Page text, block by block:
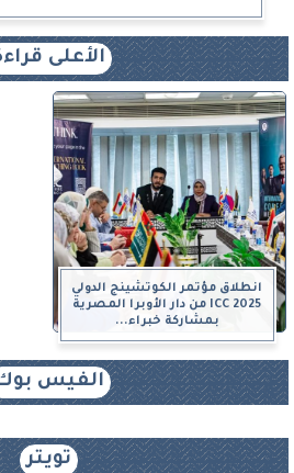
الأعلى
انطلاق مؤتمر الكوتشينج الدولي
ICC 2025 من دار الأوبرا المصرية
بمشاركة خبراء...
الفيس
تويتر